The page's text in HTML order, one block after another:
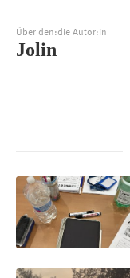
Über den:die Autor:in
Jolin